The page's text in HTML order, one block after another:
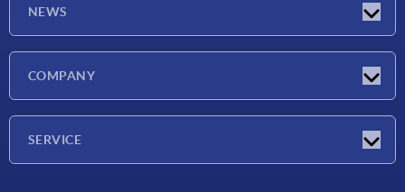
NEWS
COMPANY
SERVICE